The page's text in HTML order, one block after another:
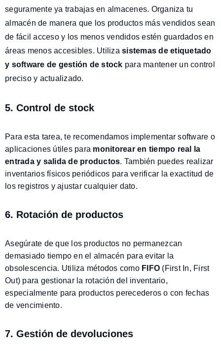
seguramente ya trabajas en almacenes. Organiza tu
almacén de manera que los productos más vendidos sean
de fácil acceso y los menos vendidos estén guardados en
áreas menos accesibles. Utiliza sistemas de etiquetado
y software de gestión de stock para mantener un control
preciso y actualizado.
5. Control de stock
Para esta tarea, te recomendamos implementar software o
aplicaciones útiles para monitorear en tiempo real la
entrada y salida de productos. También puedes realizar
inventarios físicos periódicos para verificar la exactitud de
los registros y ajustar cualquier dato.
6. Rotación de productos
Asegúrate de que los productos no permanezcan
demasiado tiempo en el almacén para evitar la
obsolescencia. Utiliza métodos como FIFO (First In, First
Out) para gestionar la rotación del inventario,
especialmente para productos perecederos o con fechas
de vencimiento.
7. Gestión de devoluciones